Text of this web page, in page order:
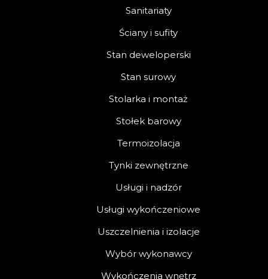
Sanitariaty
Ściany i sufity
Stan deweloperski
Stan surowy
Stolarka i montaż
Stołek barowy
Termoizolacja
Tynki zewnętrzne
Usługi i nadzór
Usługi wykończeniowe
Uszczelnienia i izolacje
Wybór wykonawcy
Wykończenia wnętrz